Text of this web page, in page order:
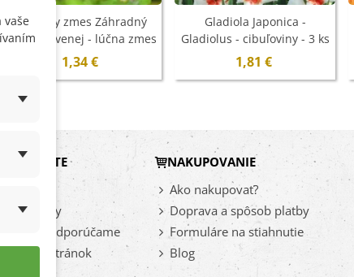
Letničky zmes Záhradný
sen v červenej - lúčna zmes
- 0,9 g - ukončený
1,34 €
Gladiola Japonica -
Gladiolus - cibuľoviny - 3 ks
- ukončený
1,81 €
HĽADÁTE
Novinky
Teraz odporúčame
Mapa stránok
NAKUPOVANIE
Ako nakupovať?
Doprava a spôsob platby
Formuláre na stiahnutie
Blog
vaše